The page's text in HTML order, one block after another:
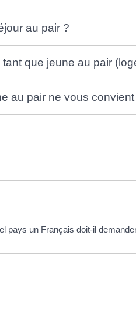
au pair ?
que jeune au pair
au pair ne vous
pays un Français doit-il